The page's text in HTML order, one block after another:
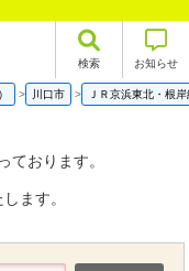
検索 お知らせ
川口市 ＪＲ京浜東北・根岸
ております。
ます。